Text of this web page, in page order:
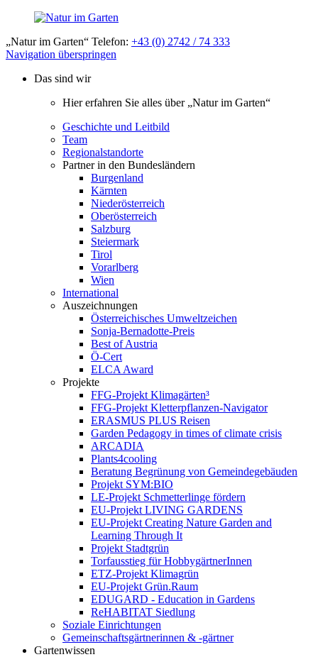
„Natur im Garten“ Telefon: +43 (0) 2742 / 74 333
Navigation überspringen
Das sind wir
Hier erfahren Sie alles über „Natur im Garten“
Geschichte und Leitbild
Team
Regionalstandorte
Partner in den Bundesländern
Burgenland
Kärnten
Niederösterreich
Oberösterreich
Salzburg
Steiermark
Tirol
Vorarlberg
Wien
International
Auszeichnungen
Österreichisches Umweltzeichen
Sonja-Bernadotte-Preis
Best of Austria
Ö-Cert
ELCA Award
Projekte
FFG-Projekt Klimagärten³
FFG-Projekt Kletterpflanzen-Navigator
ERASMUS PLUS Reisen
Garden Pedagogy in times of climate crisis
ARCADIA
Plants4cooling
Beratung Begrünung von Gemeindegebäuden
Projekt SYM:BIO
LE-Projekt Schmetterlinge fördern
EU-Projekt LIVING GARDENS
EU-Projekt Creating Nature Garden and
Learning Through It
Projekt Stadtgrün
Torfausstieg für HobbygärtnerInnen
ETZ-Projekt Klimagrün
EU-Projekt Grün.Raum
EDUGARD - Education in Gardens
ReHABITAT Siedlung
Soziale Einrichtungen
Gemeinschaftsgärtnerinnen & -gärtner
Gartenwissen